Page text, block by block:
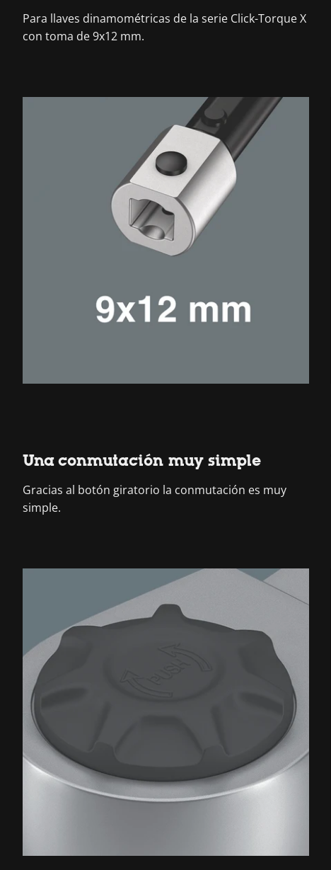
Para llaves dinamométricas de la serie Click-Torque X
con toma de 9x12 mm.
Una conmutación muy simple
Gracias al botón giratorio la conmutación es muy
simple.